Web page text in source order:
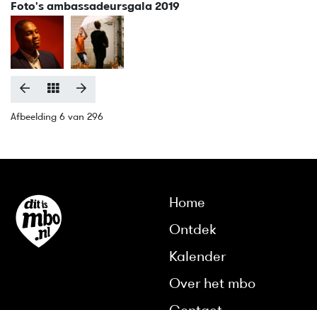
Foto's ambassadeursgala 2019
Afbeelding 6 van 296
Home
Ontdek
Kalender
Over het mbo